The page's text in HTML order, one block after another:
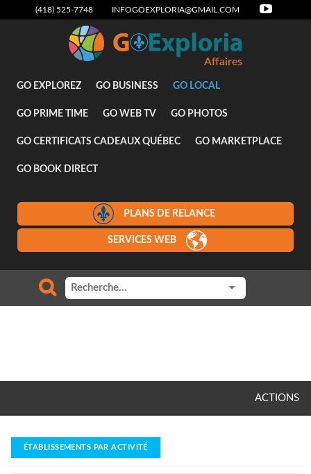
(418) 525-7748 INFOGOEXPLORIA@GMAIL.COM
Affaires
GO EXPLOREZ GO BUSINESS GO LOCAL
GO PRIME TIME GO WEB TV GO PHOTOS
GO CERTIFICATS CADEAUX QUÉBEC GO MARKETPLACE
GO BOOK DIRECT
PLANS DE RELANCE
SERVICES WEB
ACTIONS
ÉTABLISSEMENTS PAR ACTIVITÉ